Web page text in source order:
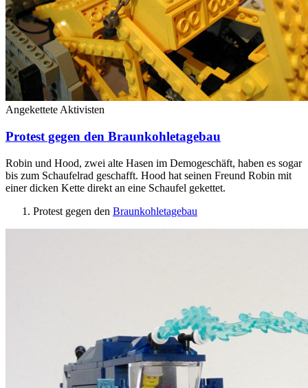
Angekettete Aktivisten
Protest gegen den Braunkohletagebau
Robin und Hood, zwei alte Hasen im Demogeschäft, haben es sogar
bis zum Schaufelrad geschafft. Hood hat seinen Freund Robin mit
einer dicken Kette direkt an eine Schaufel gekettet.
Protest gegen den Braunkohletagebau